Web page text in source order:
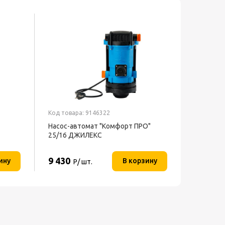
Код товара: 9146322
Насос-автомат "Комфорт ПРО"
25/16 ДЖИЛЕКС
9 430 Р/ шт. В корзину